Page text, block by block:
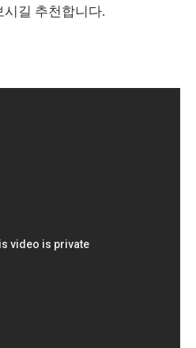
시길 추천합니다.